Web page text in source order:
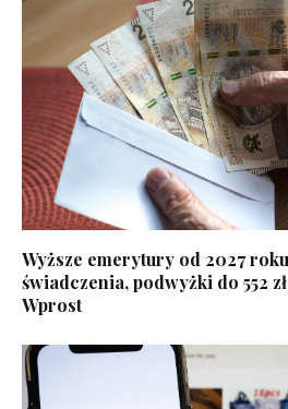
Wyższe emerytury od 2027
świadczenia, podwyżki do 552
Wprost